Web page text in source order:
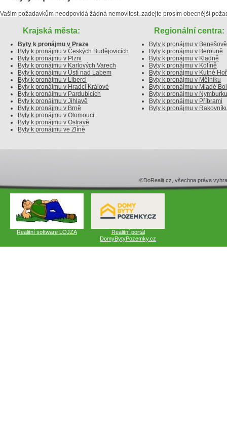
Vašim požadavkům neodpovídá žádná nemovitost, zadejte prosím obecnější
Krajská města:
Byty k pronájmu v Praze
Byty k pronájmu v Českých Budějovicích
Byty k pronájmu v Plzni
Byty k pronájmu v Karlových Varech
Byty k pronájmu v Ústí nad Labem
Byty k pronájmu v Liberci
Byty k pronájmu v Hradci Králové
Byty k pronájmu v Pardubicích
Byty k pronájmu v Jihlavě
Byty k pronájmu v Brně
Byty k pronájmu v Olomouci
Byty k pronájmu v Ostravě
Byty k pronájmu ve Zlíně
Regionální centra:
Byty k pronájmu v Benešově
Byty k pronájmu v Berouně
Byty k pronájmu v Kladně
Byty k pronájmu v Kolíně
Byty k pronájmu v Kutné
Byty k pronájmu v Mělníku
Byty k pronájmu v Mladé
Byty k pronájmu v Nymburku
Byty k pronájmu v Příbrami
Byty k pronájmu v
©DoRealit.cz, všechna práva
Realitní software LOJZA
Realitní portál
DomyBytyPozemky.cz